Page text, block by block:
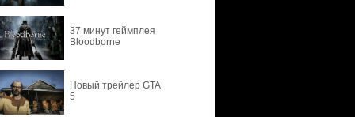
37 минут геймплея
Bloodborne
Новый трейлер GTA
5